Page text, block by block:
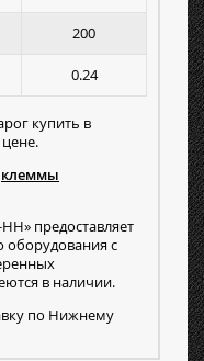
200
0.24
купить в
клеммы
предоставляет
оборудования с
в наличии.
по Нижнему